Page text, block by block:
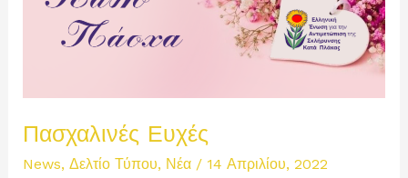
Πασχαλινές Ευχές
News, Δελτίο Τύπου, Νέα/ 14 Απριλίου, 2022